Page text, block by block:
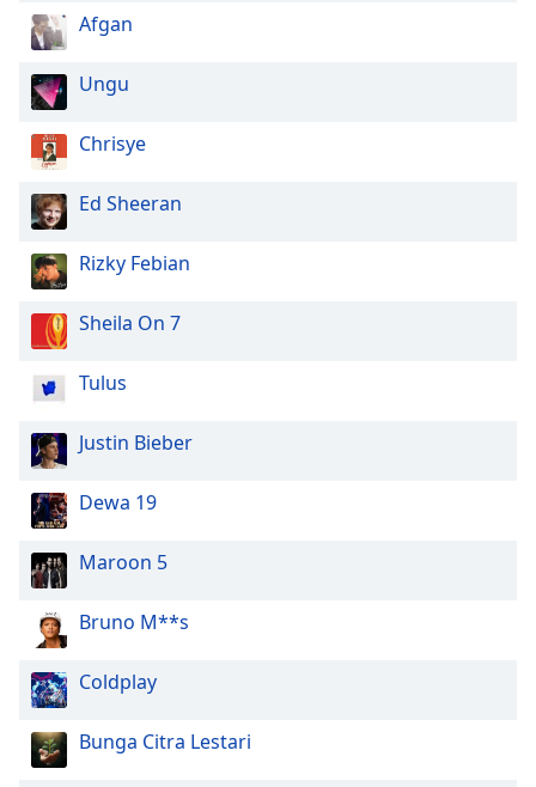
Afgan
Ungu
Chrisye
Ed Sheeran
Rizky Febian
Sheila On 7
Tulus
Justin Bieber
Dewa 19
Maroon 5
Bruno M**s
Coldplay
Bunga Citra Lestari